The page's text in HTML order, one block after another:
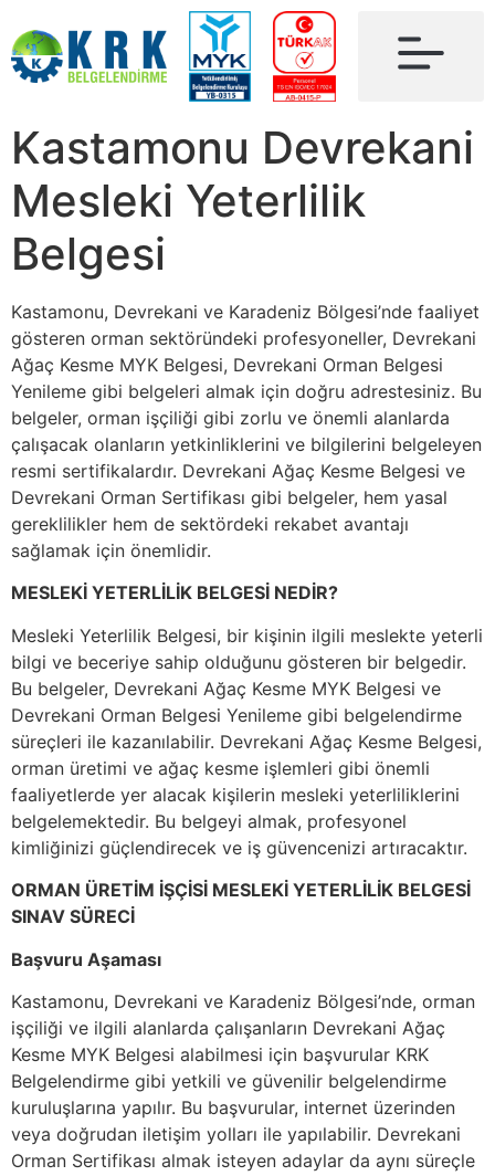
Kastamonu Devrekani
Mesleki Yeterlilik
Belgesi
Kastamonu, Devrekani ve Karadeniz Bölgesi’nde faaliyet
gösteren orman sektöründeki profesyoneller, Devrekani
Ağaç Kesme MYK Belgesi, Devrekani Orman Belgesi
Yenileme gibi belgeleri almak için doğru adrestesiniz. Bu
belgeler, orman işçiliği gibi zorlu ve önemli alanlarda
çalışacak olanların yetkinliklerini ve bilgilerini belgeleyen
resmi sertifikalardır. Devrekani Ağaç Kesme Belgesi ve
Devrekani Orman Sertifikası gibi belgeler, hem yasal
gereklilikler hem de sektördeki rekabet avantajı
sağlamak için önemlidir.
MESLEKİ YETERLİLİK BELGESİ NEDİR?
Mesleki Yeterlilik Belgesi, bir kişinin ilgili meslekte yeterli
bilgi ve beceriye sahip olduğunu gösteren bir belgedir.
Bu belgeler, Devrekani Ağaç Kesme MYK Belgesi ve
Devrekani Orman Belgesi Yenileme gibi belgelendirme
süreçleri ile kazanılabilir. Devrekani Ağaç Kesme Belgesi,
orman üretimi ve ağaç kesme işlemleri gibi önemli
faaliyetlerde yer alacak kişilerin mesleki yeterliliklerini
belgelemektedir. Bu belgeyi almak, profesyonel
kimliğinizi güçlendirecek ve iş güvencenizi artıracaktır.
ORMAN ÜRETİM İŞÇİSİ MESLEKİ YETERLİLİK BELGESİ
SINAV SÜRECİ
Başvuru Aşaması
Kastamonu, Devrekani ve Karadeniz Bölgesi’nde, orman
işçiliği ve ilgili alanlarda çalışanların Devrekani Ağaç
Kesme MYK Belgesi alabilmesi için başvurular KRK
Belgelendirme gibi yetkili ve güvenilir belgelendirme
kuruluşlarına yapılır. Bu başvurular, internet üzerinden
veya doğrudan iletişim yolları ile yapılabilir. Devrekani
Orman Sertifikası almak isteyen adaylar da aynı süreçle